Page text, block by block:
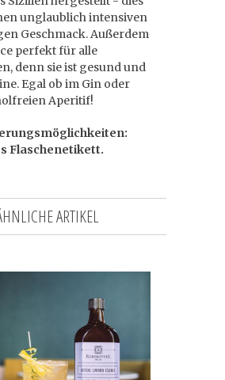
unglaublich intensiven
Geschmack. Außerdem
perfekt für alle
denn sie ist gesund und
Egal ob im Gin oder
Aperitif!
Flaschenetikett.
ARTIKEL